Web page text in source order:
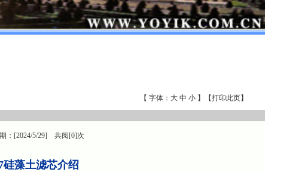
【 字体： 大 中 小】【打印此页】
：[2024/5/29] 共阅[0]次
硅藻土滤芯介绍